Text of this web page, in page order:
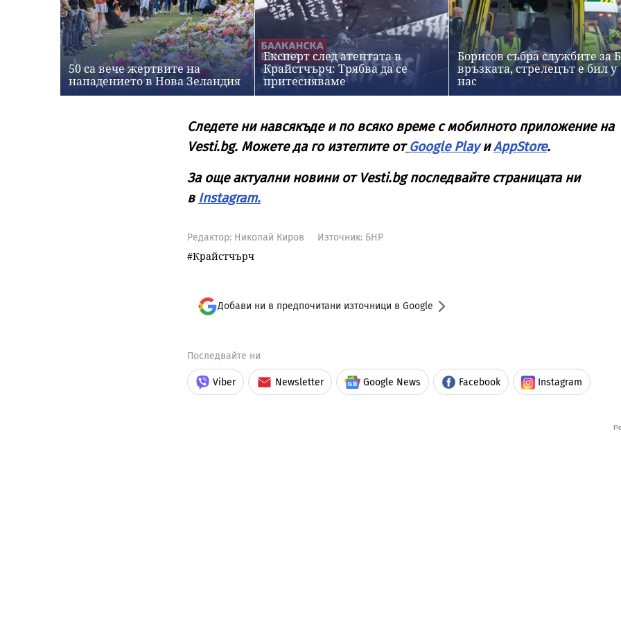
50 са вече жертвите на
нападението в Нова Зеландия
Експерт след атентата в
Крайстчърч: Трябва да се
притесняваме
Борисов събра службите за
връзката, стрелецът е бил у
нас
Следете ни навсякъде и по всяко време с мобилното приложение на
Vesti.bg. Можете да го изтеглите от Google PlayиAppStore.
За още актуални новини от Vesti.bg последвайте страницата ни
в Instagram.
Редактор: Николай Киров Източник: БНР
Крайстчърч
Добави ни в предпочитани източници в Google
Последвайте ни
Viber Newsletter Google News Facebook Instagram